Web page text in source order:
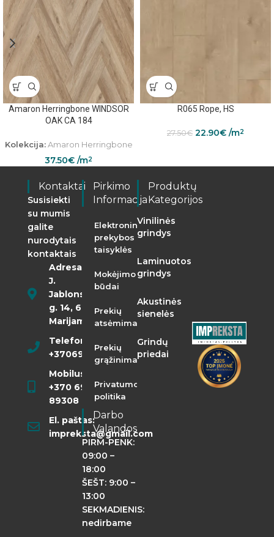
Amaron Herringbone WINDSOR
OAK CA 184
Kolekcija:Amaron Herringbone
37.50€ /m2
R065 Rope, HS
27.50€ 22.90€ /m2
Kontaktai
Susisiekti
su mumis
galite
nurodytais
kontaktais
Adresas:
J.
Jablonskio
g. 14, 68290
Marijampolė
Telefonas:
+37069855400
Mobilusis:
+370 698
89308
El. paštas:
impreksta@gmail.com
Pirkimo
Informacija
Elektroninės
prekybos
taisyklės
Mokėjimo
būdai
Prekių
atsėmimas
Prekių
grąžinimas
Privatumo
politika
Darbo
Valandos
PIRM-PENK:
09:00 –
18:00
ŠEŠT: 9:00 –
13:00
SEKMADIENIS:
nedirbame
Produktų
Kategorijos
Vinilinės
grindys
Laminuotos
grindys
Akustinės
sienelės
Grindų
priedai